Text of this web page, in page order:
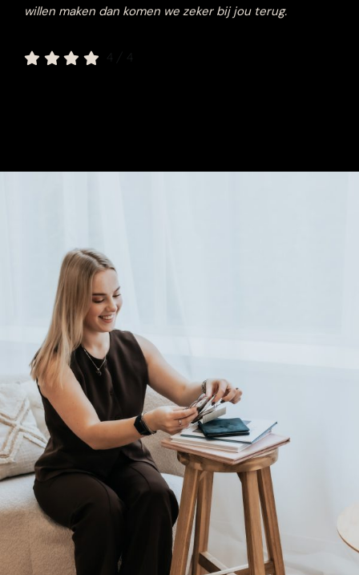
willen maken dan komen we zeker bij jou terug.